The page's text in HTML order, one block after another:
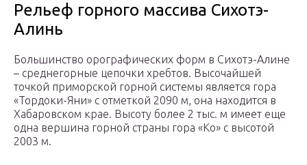
Рельеф горного массива Сихотэ-
Алинь
Большинство орографических форм в Сихотэ-Алине
– среднегорные цепочки хребтов. Высочайшей
точкой приморской горной системы является гора
«Тордоки-Яни» с отметкой 2090 м, она находится в
Хабаровском крае. Высоту более 2 тыс. м имеет еще
одна вершина горной страны гора «Ко» с высотой
2003 м.